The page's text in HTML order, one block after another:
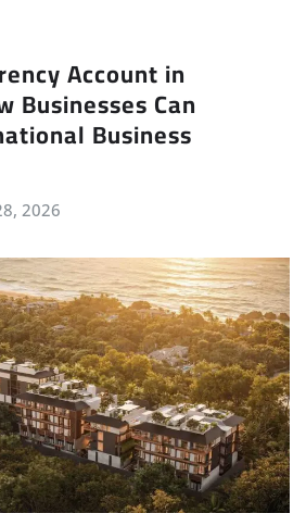
Account in
Businesses Can
Business
2026